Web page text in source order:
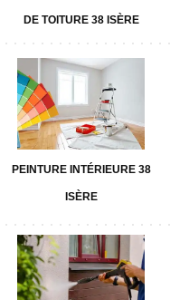
DE TOITURE 38 ISÈRE
PEINTURE INTÉRIEURE 38
ISÈRE